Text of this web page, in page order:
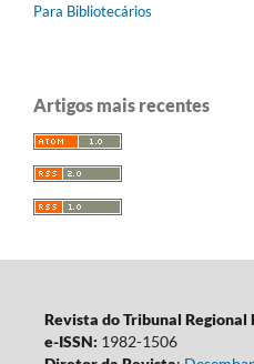
Para Bibliotecários
Artigos mais recentes
Revista do Tribunal Regional
e-ISSN: 1982-1506